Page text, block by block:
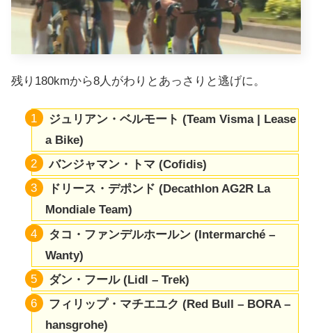
残り180kmから8人がわりとあっさりと逃げに。
ジュリアン・ベルモート (Team Visma | Lease
a Bike)
バンジャマン・トマ (Cofidis)
ドリース・デポンド (Decathlon AG2R La
Mondiale Team)
タコ・ファンデルホールン (Intermarché –
Wanty)
ダン・フール (Lidl – Trek)
フィリップ・マチエユク (Red Bull – BORA –
hansgrohe)